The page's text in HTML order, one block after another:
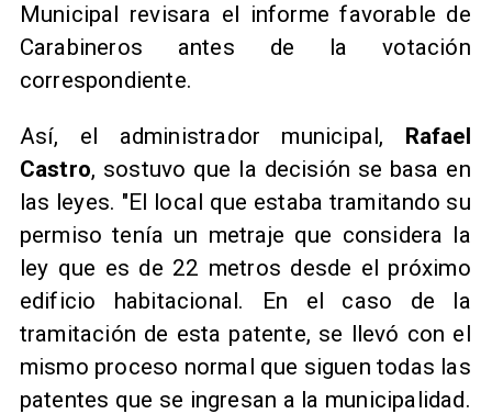
Municipal revisara el informe favorable de
Carabineros antes de la votación
correspondiente.
Así, el administrador municipal, Rafael
Castro, sostuvo que la decisión se basa en
las leyes. "El local que estaba tramitando su
permiso tenía un metraje que considera la
ley que es de 22 metros desde el próximo
edificio habitacional. En el caso de la
tramitación de esta patente, se llevó con el
mismo proceso normal que siguen todas las
patentes que se ingresan a la municipalidad.